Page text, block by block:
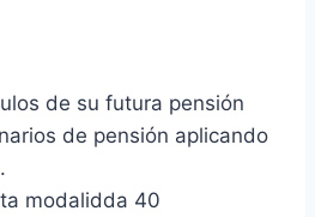
de su futura pensión
de pensión aplicando
modalidda 40